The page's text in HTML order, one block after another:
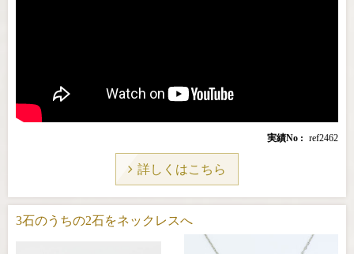
実績No ref2462
詳しくはこちら
3石のうちの2石をネックレスへ